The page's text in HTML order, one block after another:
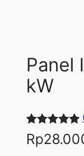
Panel
kW
Peringkat
5.00
4
Rp